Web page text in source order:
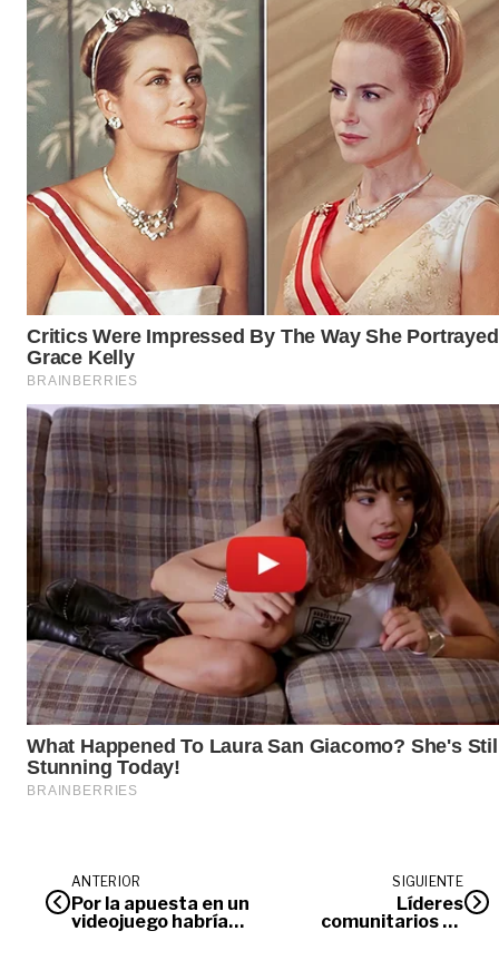
ANTERIOR
Por la apuesta en un
videojuego habría
SIGUIENTE
Líderes
comunitarios ya